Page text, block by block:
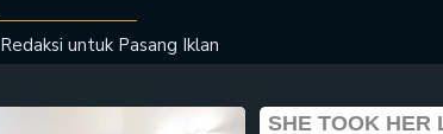
untuk Pasang Iklan